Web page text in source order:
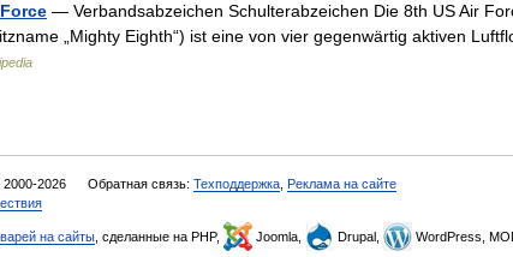
— Verbandsabzeichen Schulterabzeichen Die 8th US Air
„Mighty Eighth“) ist eine von vier gegenwärtig aktiven
2026 Обратная связь: Техподдержка Реклама на сайте
на сайты , сделанные на PHP, Joomla, Drupal, WordPress,